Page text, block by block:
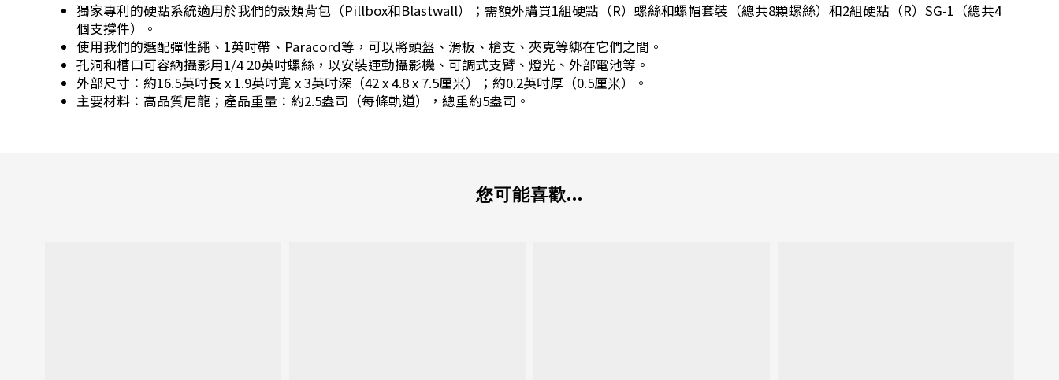
獨家專利的硬點系統適用於我們的殼類背包（Pillbox和Blastwall）；需額外購買1組硬點（R）螺絲和螺帽套裝（總共8顆螺絲）和2組硬點（R）SG-1（總共4
個支撐件）。
使用我們的選配彈性繩、1英吋帶、Paracord等，可以將頭盔、滑板、槍支、夾克等綁在它們之間。
孔洞和槽口可容納攝影用1/4 20英吋螺絲，以安裝運動攝影機、可調式支臂、燈光、外部電池等。
外部尺寸：約16.5英吋長 x 1.9英吋寬 x 3英吋深（42 x 4.8 x 7.5厘米）；約0.2英吋厚（0.5厘米）。
主要材料：高品質尼龍；產品重量：約2.5盎司（每條軌道），總重約5盎司。
您可能喜歡...